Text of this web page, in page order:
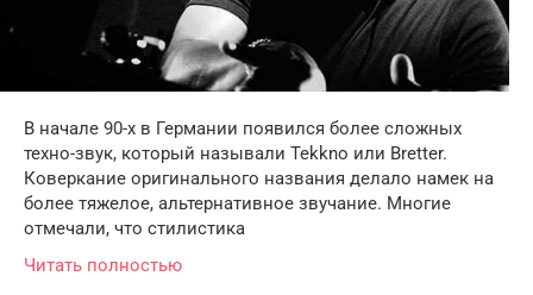
В начале 90-х в Германии появился более сложных
техно-звук, который называли Tekkno или Bretter.
Коверкание оригинального названия делало намек на
более тяжелое, альтернативное звучание. Многие
отмечали, что стилистика
Читать полностью